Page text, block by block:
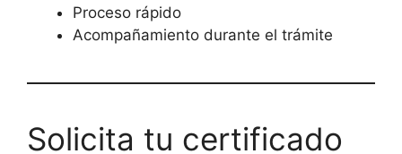
Proceso rápido
Acompañamiento durante el trámite
Solicita tu certificado